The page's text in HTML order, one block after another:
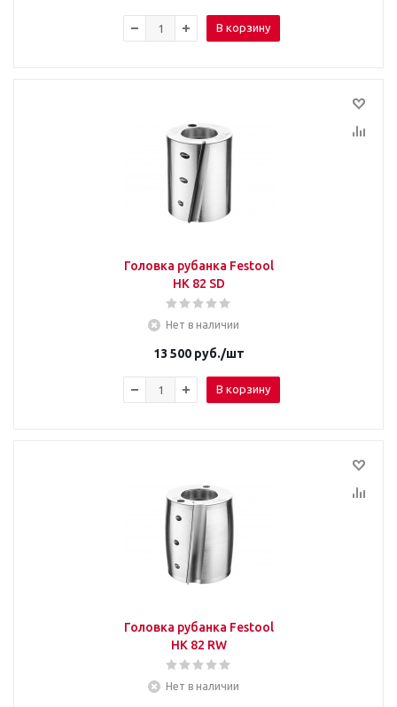
В корзину
Головка рубанка Festool
HK 82 SD
Нет в наличии
13 500 руб./шт
В корзину
Головка рубанка Festool
HK 82 RW
Нет в наличии